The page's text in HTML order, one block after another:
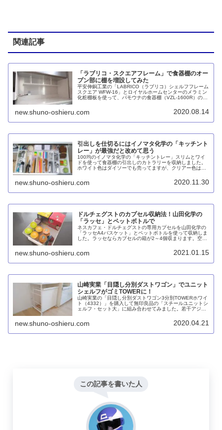
関連記事
「ラブリコ・スクエアフレーム」で食器棚のオー
プン部に棚を増設してみた
平安伸銅工業の「LABRICO（ラブリコ）シェルフフレーム
スクエア WFW-16」とロイヤルホームセンターのメラミン
化粧棚板を使って、パモウナの食器棚（VZL-1600R）のオ
new.shuno-oshieru.com 2020.08.14
引出しを仕切るにはイノマタ化学の「キッチント
レー」が最強だと改めて思う
100均のイノマタ化学の「キッチントレー」スリムとワイ
ドを使って食器棚の引出しのカトラリーを収納しました。
ホワイト色はダイソーでも売ってますが、クリアー色はセ
new.shuno-oshieru.com 2020.11.30
ドルチェグストのカプセル収納法！山田化学の
「ラッセ」とペットボトルで
ネスカフェ・ドルチェグストの専用カプセルを山田化学の
「ラッセA4バスケット」とペットボトルを使って収納しま
した。ラッセならカプセルの箱が2～4個収まります。空い
り代わりにすれば、2個セットのカプセルも分かりやすく
収納できます。
new.shuno-oshieru.com 2021.01.15
山崎実業「目隠し分別ダストワゴン」でユニット
シェルフがゴミTOWERに！
山崎実業の「目隠し分別ダストワゴン3分別TOWERホワイ
ト（4332）」を購入して無印良品の「スチールユニットシ
ェルフ・セット大」に組み合わせてみました。若干アジャ
にフィットしました。上段にはニトリの「A4ファイルケー
スワイド」を3つ並べて計6種類の分別ゴミタワーができあ
new.shuno-oshieru.com 2020.04.21
この記事を書いた人